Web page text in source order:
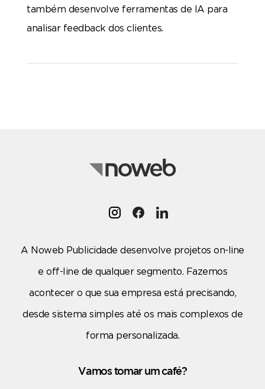
também desenvolve ferramentas de IA para
analisar feedback dos clientes.
A Noweb Publicidade desenvolve projetos on-line
e off-line de qualquer segmento. Fazemos
acontecer o que sua empresa está precisando,
desde sistema simples até os mais complexos de
forma personalizada.
Vamos tomar um café?